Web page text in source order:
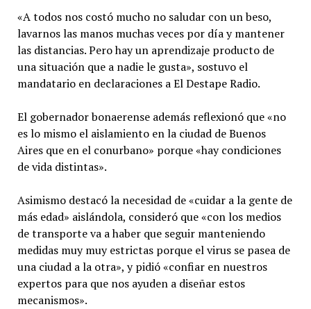
«A todos nos costó mucho no saludar con un beso,
lavarnos las manos muchas veces por día y mantener
las distancias. Pero hay un aprendizaje producto de
una situación que a nadie le gusta», sostuvo el
mandatario en declaraciones a El Destape Radio.
El gobernador bonaerense además reflexionó que «no
es lo mismo el aislamiento en la ciudad de Buenos
Aires que en el conurbano» porque «hay condiciones
de vida distintas».
Asimismo destacó la necesidad de «cuidar a la gente de
más edad» aislándola, consideró que «con los medios
de transporte va a haber que seguir manteniendo
medidas muy muy estrictas porque el virus se pasea de
una ciudad a la otra», y pidió «confiar en nuestros
expertos para que nos ayuden a diseñar estos
mecanismos».